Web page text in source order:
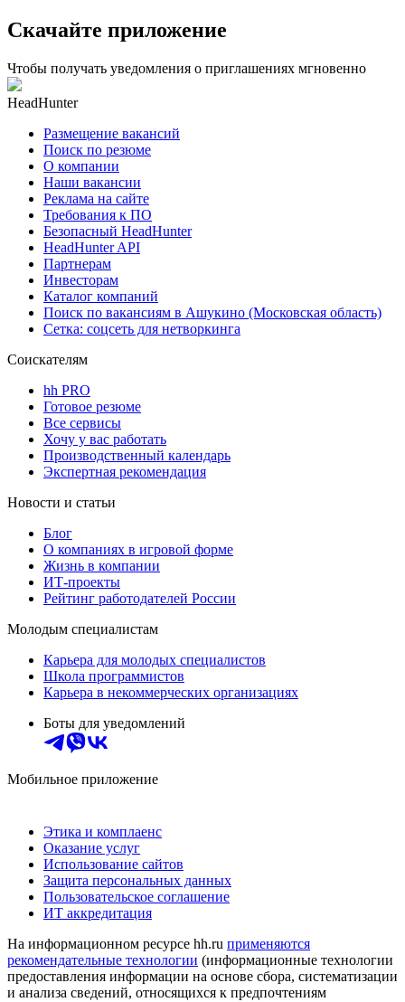
Скачайте приложение
Чтобы получать уведомления о приглашениях мгновенно
HeadHunter
Размещение вакансий
Поиск по резюме
О компании
Наши вакансии
Реклама на сайте
Требования к ПО
Безопасный HeadHunter
HeadHunter API
Партнерам
Инвесторам
Каталог компаний
Поиск по вакансиям в Ашукино (Московская область)
Сетка: соцсеть для нетворкинга
Соискателям
hh PRO
Готовое резюме
Все сервисы
Хочу у вас работать
Производственный календарь
Экспертная рекомендация
Новости и статьи
Блог
О компаниях в игровой форме
Жизнь в компании
ИТ-проекты
Рейтинг работодателей России
Молодым специалистам
Карьера для молодых специалистов
Школа программистов
Карьера в некоммерческих организациях
Боты для уведомлений
Мобильное приложение
Этика и комплаенс
Оказание услуг
Использование сайтов
Защита персональных данных
Пользовательское соглашение
ИТ аккредитация
На информационном ресурсе hh.ru применяются
рекомендательные технологии (информационные технологии
предоставления информации на основе сбора, систематизации
и анализа сведений, относящихся к предпочтениям